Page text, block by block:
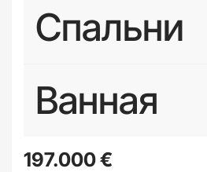
Спальни
Ванная
197.000€